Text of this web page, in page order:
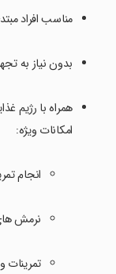
مناسب افراد
بدون نیاز به
همراه با رژیم
‏امکانات ویژه:
انجام
نرمش
تمرینات